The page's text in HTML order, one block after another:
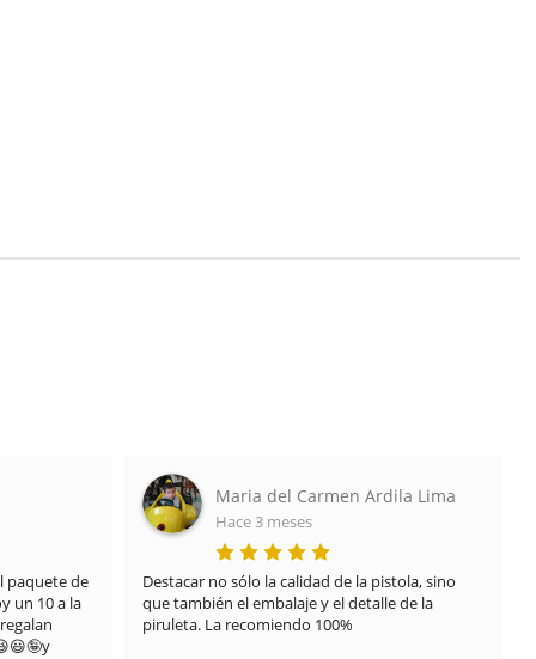
paquete de
un 10 a la
Maria del Carmen Ardila Lima
Hace 3 meses
Destacar no sólo la calidad de la pistola, sino
que también el embalaje y el detalle de la
piruleta. La recomiendo 100%